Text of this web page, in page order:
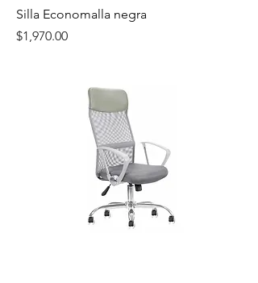
Silla Economalla negra
Precio
$1,970.00